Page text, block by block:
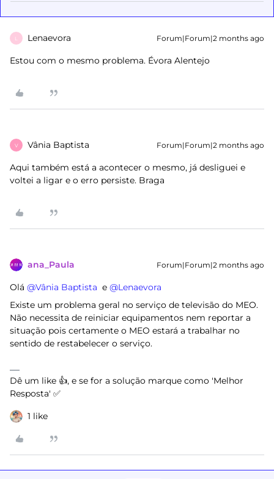
L Lenaevora Forum|Forum|2 months ago
Estou com o mesmo problema. Évora Alentejo
V Vânia Baptista Forum|Forum|2 months ago
Aqui também está a acontecer o mesmo, já desliguei e
voltei a ligar e o erro persiste. Braga
ana_Paula Forum|Forum|2 months ago
Olá ​ @Vânia Baptista e ​ @Lenaevora
Existe um problema geral no serviço de televisão do MEO.
Não necessita de reiniciar equipamentos nem reportar a
situação pois certamente o MEO estará a trabalhar no
sentido de restabelecer o serviço.
Dê um like 👍, e se for a solução marque como 'Melhor
Resposta' ✅
1 like